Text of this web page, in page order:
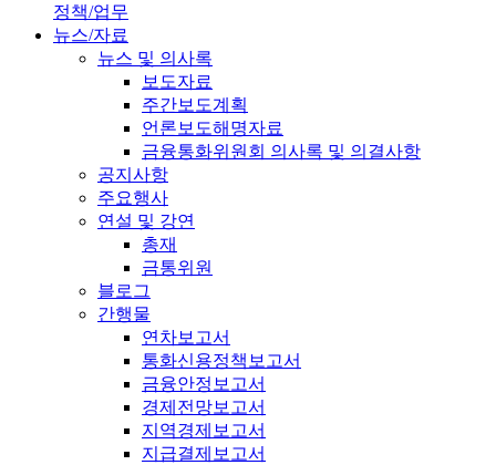
정책/업무
뉴스/자료
뉴스 및 의사록
보도자료
주간보도계획
언론보도해명자료
금융통화위원회 의사록 및 의결사항
공지사항
주요행사
연설 및 강연
총재
금통위원
블로그
간행물
연차보고서
통화신용정책보고서
금융안정보고서
경제전망보고서
지역경제보고서
지급결제보고서